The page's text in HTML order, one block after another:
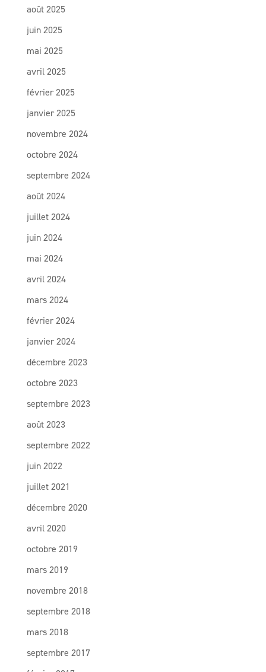
août 2025
juin 2025
mai 2025
avril 2025
février 2025
janvier 2025
novembre 2024
octobre 2024
septembre 2024
août 2024
juillet 2024
juin 2024
mai 2024
avril 2024
mars 2024
février 2024
janvier 2024
décembre 2023
octobre 2023
septembre 2023
août 2023
septembre 2022
juin 2022
juillet 2021
décembre 2020
avril 2020
octobre 2019
mars 2019
novembre 2018
septembre 2018
mars 2018
septembre 2017